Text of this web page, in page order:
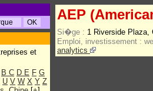
et
B C D E F G
U V W X Y Z
AEP
Si�ge : 1 Riverside
Emploi, investissement :
analytics